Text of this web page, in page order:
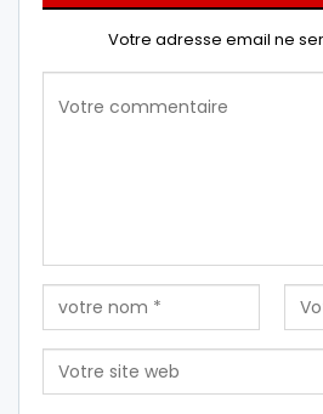
Votre adresse email ne